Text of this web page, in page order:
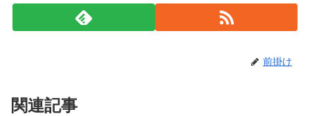
前掛け
関連記事